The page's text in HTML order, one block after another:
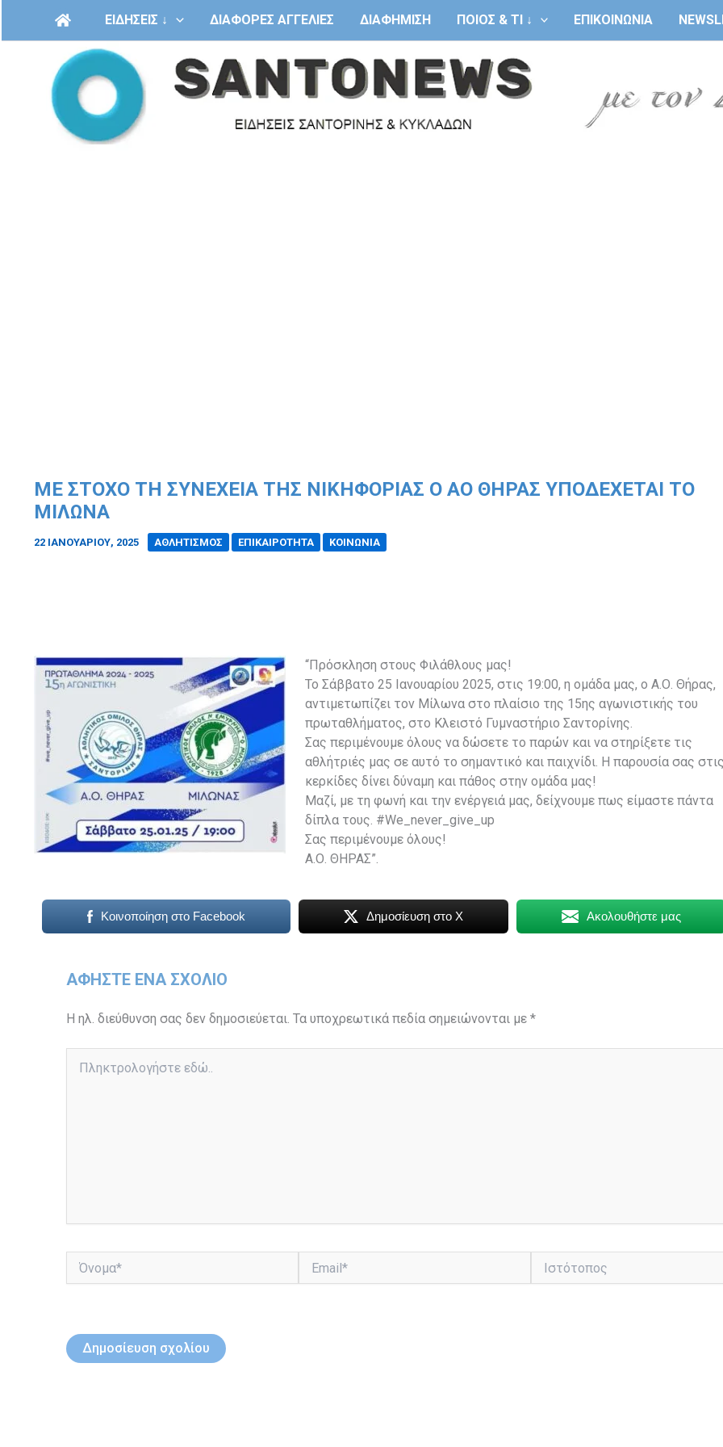
ΕΙΔΗΣΕΙΣ ↓ ΔΙΑΦΟΡΕΣ ΑΓΓΕΛΙΕΣ ΔΙΑΦΗΜΙΣΗ ΠΟΙΟΣ & ΤΙ ↓ ΕΠΙΚΟΙΝΩΝΙΑ
ΜΕ ΣΤΌΧΟ ΤΗ ΣΥΝΈΧΕΙΑ ΤΗΣ ΝΙΚΗΦΟΡΊΑΣ Ο ΑΟ ΘΉΡΑΣ ΥΠΟΔΈΧΕΤΑΙ ΤΟ
ΜΊΛΩΝΑ
22 ΙΑΝΟΥΑΡΊΟΥ, 2025 ΑΘΛΗΤΙΣΜΟΣ ΕΠΙΚΑΙΡΟΤΗΤΑ ΚΟΙΝΩΝΙΑ
“Πρόσκληση στους Φιλάθλους μας!
Το Σάββατο 25 Ιανουαρίου 2025, στις 19:00, η ομάδα μας, ο Α.Ο. Θήρας,
αντιμετωπίζει τον Μίλωνα στο πλαίσιο της 15ης αγωνιστικής του
πρωταθλήματος, στο Κλειστό Γυμναστήριο Σαντορίνης.
Σας περιμένουμε όλους να δώσετε το παρών και να στηρίξετε τις
αθλήτριές μας σε αυτό το σημαντικό και παιχνίδι. Η παρουσία σας
κερκίδες δίνει δύναμη και πάθος στην ομάδα μας!
Μαζί, με τη φωνή και την ενέργειά μας, δείχνουμε πως είμαστε πάντα
δίπλα τους. #We_never_give_up
Σας περιμένουμε όλους!
Α.Ο. ΘΗΡΑΣ”.
Κοινοποίηση στο Facebook Δημοσίευση στο X Ακολουθήστε μας
ΑΦΉΣΤΕ ΈΝΑ ΣΧΌΛΙΟ
Η ηλ. διεύθυνση σας δεν δημοσιεύεται. Τα υποχρεωτικά πεδία σημειώνονται με *
εδώ..